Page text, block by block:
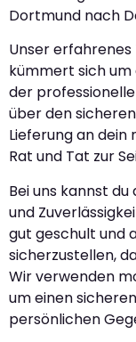
Dortmund nach
Unser
kümmert sich um
der
über den
Lieferung an dein
Rat und Tat zur
Bei uns kannst
und
gut geschult und
sicherzustellen,
Wir verwenden
um einen
persönlichen